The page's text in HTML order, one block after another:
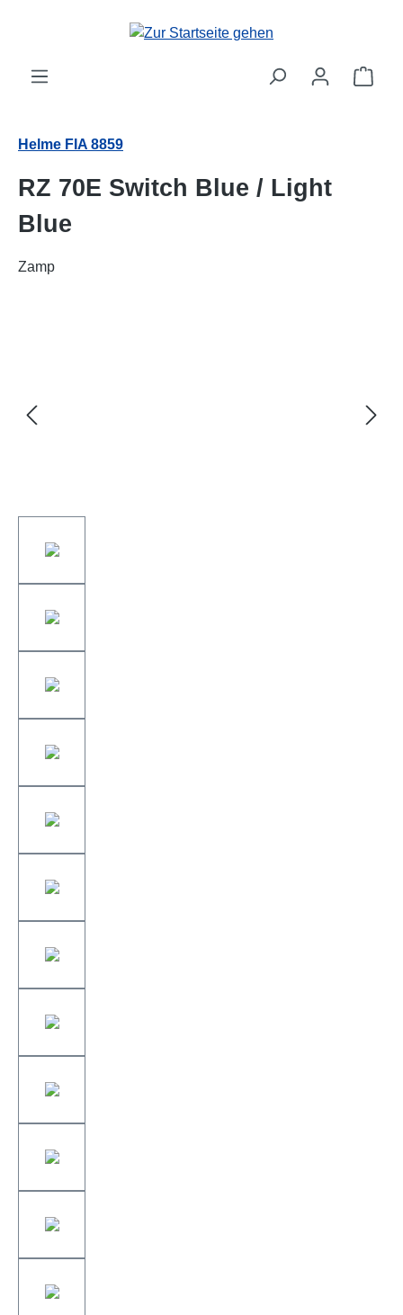
Helme FIA 8859
RZ 70E Switch Blue / Light
Blue
Zamp